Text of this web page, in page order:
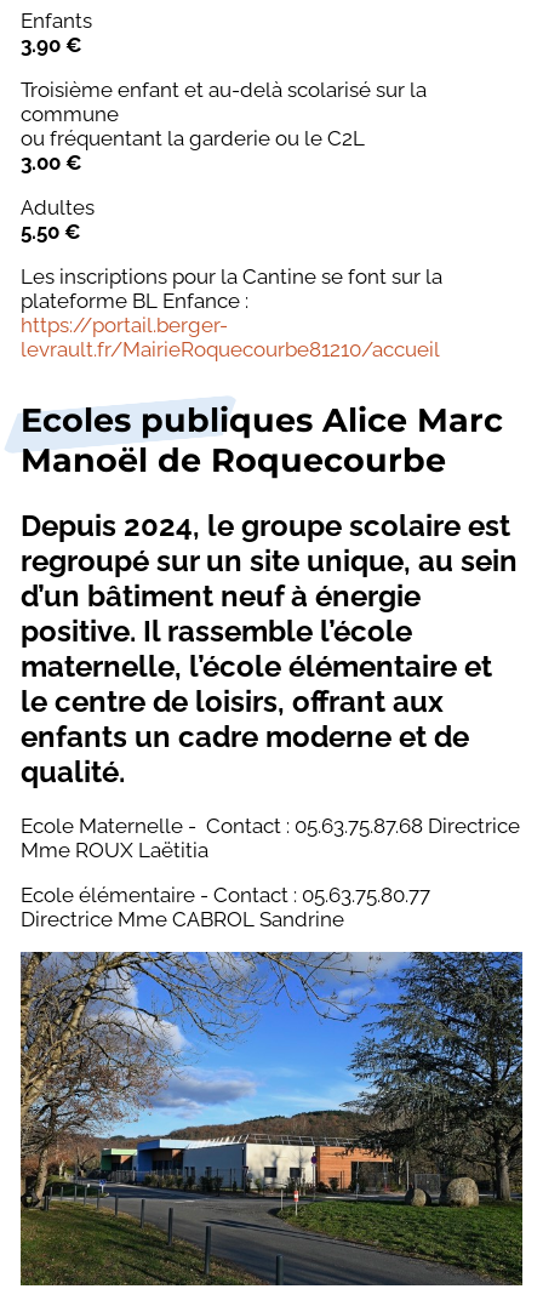
municipal
Procès
verbaux
Budgets
Informations
et
inscriptions
scolaires
Services
citoyens
assainissement
et
projets
Annonces
Vie
quotidienne
Transports
Actions
et santé
Logements
tri sélectif
et
déchèterie
Salles et
matériels
Bibliothèque
Vie
associative
Liste des
associations
Démarches
des
associations
venir ?
Hébergements
et camping
Histoire
de la
Présentation
commune
Découverte
de la
LIENS
UTILES
Numéros
utiles
Commerces
et
restaurants
Entreprises
et artisans
Enfants
3.90 €
Troisième enfant et au-delà scolarisé sur la
commune
ou fréquentant la garderie ou le C2L
3.00 €
Adultes
5.50 €
Les inscriptions pour la Cantine se font sur la
plateforme BL Enfance :
https://portail.berger-
levrault.fr/MairieRoquecourbe81210/accueil
Ecoles publiques Alice Marc
Manoël de Roquecourbe
Depuis 2024, le groupe scolaire est
regroupé sur un site unique, au sein
d’un bâtiment neuf à énergie
positive. Il rassemble l’école
maternelle, l’école élémentaire et
le centre de loisirs, offrant aux
enfants un cadre moderne et de
qualité.
Ecole Maternelle - Contact : 05.63.75.87.68 Directrice
Mme ROUX Laëtitia
Ecole élémentaire - Contact : 05.63.75.80.77
Directrice Mme CABROL Sandrine